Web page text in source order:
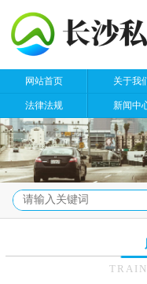
网站首页 关于我
法律法规 新闻中